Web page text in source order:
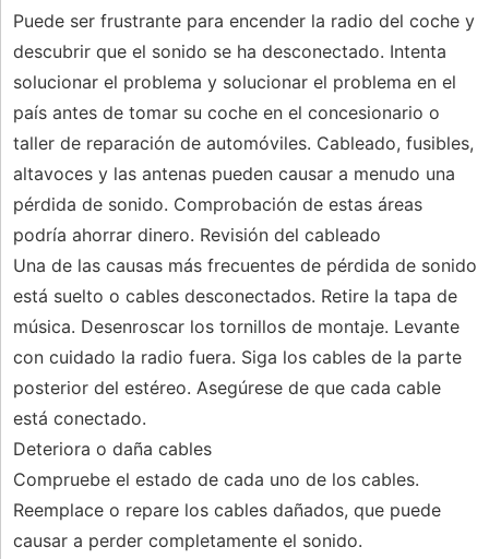
Puede ser frustrante para encender la radio del coche y
descubrir que el sonido se ha desconectado. Intenta
solucionar el problema y solucionar el problema en el
país antes de tomar su coche en el concesionario o
taller de reparación de automóviles. Cableado, fusibles,
altavoces y las antenas pueden causar a menudo una
pérdida de sonido. Comprobación de estas áreas
podría ahorrar dinero. Revisión del cableado
Una de las causas más frecuentes de pérdida de sonido
está suelto o cables desconectados. Retire la tapa de
música. Desenroscar los tornillos de montaje. Levante
con cuidado la radio fuera. Siga los cables de la parte
posterior del estéreo. Asegúrese de que cada cable
está conectado.
Deteriora o daña cables
Compruebe el estado de cada uno de los cables.
Reemplace o repare los cables dañados, que puede
causar a perder completamente el sonido.